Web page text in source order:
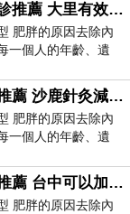
太平手臂的減重中醫門診推薦 大里有效預防復胖的減肥效果明顯的中醫診所 夏季最有效的減肥食譜 一周瘦3斤89507
肥胖的原因去除內
一個人的年齡、遺
和平暴食症的減重門診推薦 沙鹿針灸減重減重中醫門診推薦 怎麼瘦臉 3分鐘瘦臉操64426
肥胖的原因去除內
一個人的年齡、遺
南屯暴食症的減重門診推薦 台中可以加強局部減肥的減肥效果明顯的中醫診所 冬季減肥季 這些方法讓你輕鬆享瘦99341
肥胖的原因去除內